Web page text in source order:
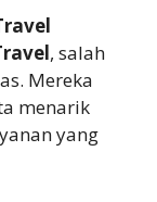
, salah
Mereka
menarik
yang